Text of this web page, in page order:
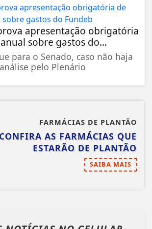
apresentação obrigatória
sobre gastos do...
para o Senado, caso não haja
pelo Plenário
FARMÁCIAS DE PLANTÃO
CONFIRA AS FARMÁCIAS QUE
ESTARÃO DE PLANTÃO
SAIBA MAIS